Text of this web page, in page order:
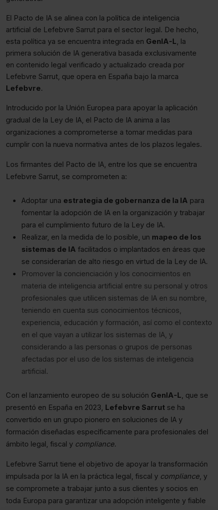
El Pacto de IA se alinea con la política de inteligencia
artificial de Lefebvre Sarrut para el sector legal. De hecho,
esta política ya se encuentra integrada en GenIA-L, la
primera solución de IA generativa basada exclusivamente
en contenido legal verificado y actualizado creada por
Lefebvre Sarrut, que opera en España bajo la marca
Lefebvre.
Introducido por la Unión Europea para apoyar la aplicación
gradual de la Ley de IA, el Pacto de IA anima a las
organizaciones a comprometerse a tomar medidas para
cumplir con la nueva normativa antes de los plazos legales.
Los firmantes del Pacto de IA, entre los que se encuentra
Lefebvre Sarrut, se comprometen a:
Adoptar una estrategia de gobernanza de la IA para
fomentar la adopción de IA en la organización y trabajar
para el cumplimiento futuro de la Ley de IA.
Realizar, en la medida de lo posible, un mapeo de los
sistemas de IA facilitados o implantados en áreas que
se considerarían de alto riesgo en virtud de la Ley de IA.
Promover la concienciación y los conocimientos en
materia de inteligencia artificial entre su personal y otros
profesionales que utilicen sistemas de IA en su nombre,
teniendo en cuenta sus conocimientos técnicos,
experiencia, educación y formación, así como el contexto
en el que vayan a utilizar los sistemas de IA, y
considerando a las personas o grupos de personas
afectadas por el uso de los sistemas de inteligencia
artificial.
Con el lanzamiento europeo de su solución GenIA-L, que se
presentó en España en 2023, Lefebvre Sarrut se ha
convertido en un grupo pionero en soluciones de IA y
formación diseñadas específicamente para profesionales del
ámbito legal, fiscal y compliance.
Lefebvre Sarrut tiene el objetivo de apoyar la transformación
impulsada por la IA en la práctica legal, fiscal y compliance, y
se compromete a trabajar junto a sus clientes y socios en
toda Europa para garantizar una adopción inteligente y fiable